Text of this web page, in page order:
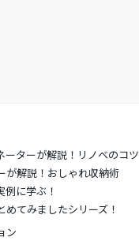
ーターが解説！リノベのコツ
が解説！おしゃれ収納術
に学ぶ！
てみましたシリーズ！
ン